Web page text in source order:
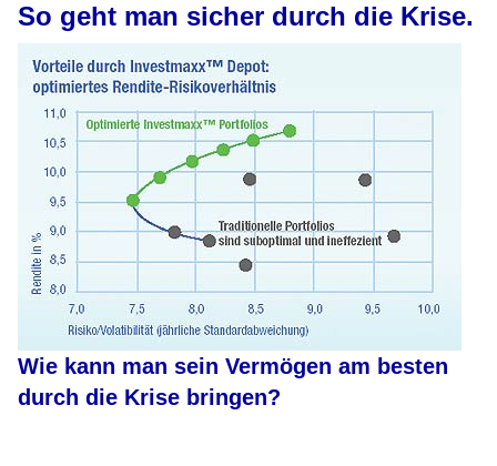
So geht man sicher durch die Krise.
Wie kann man sein Vermögen am besten
durch die Krise bringen?